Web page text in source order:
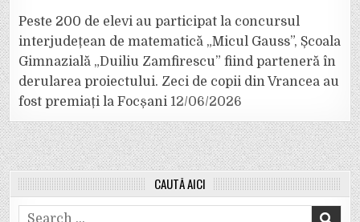
Peste 200 de elevi au participat la concursul
interjudețean de matematică „Micul Gauss”, Școala
Gimnazială „Duiliu Zamfirescu” fiind parteneră în
derularea proiectului. Zeci de copii din Vrancea au
fost premiați la Focșani 12/06/2026
CAUTĂ AICI
Search